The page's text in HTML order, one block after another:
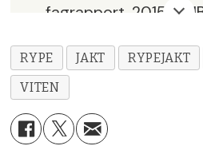
fagrapport. 2015,
Hjeljord, O. and L.E.
climate and
explaining 142 years
ptarmigan hunting
RYPE JAKT RYPEJAKT
VITEN